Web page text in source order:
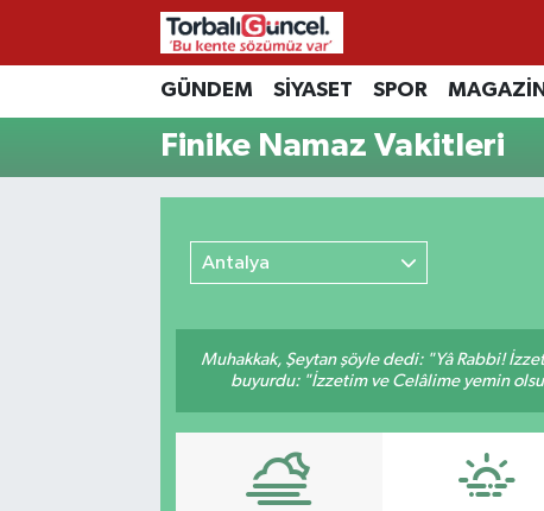
GÜNDEM SİYASET SPOR MAGAZİN
Finike Namaz Vakitleri
Antalya
Muhakkak, Şeytan şöyle dedi: "Yâ Rabbi!
buyurdu: "İzzetim ve Celâlime yemin
İzmir Nöbetçi Eczaneler
İzmir Hava Durumu
İzmir Trafik Yoğunluk Haritası
Süper Lig Puan Durumu ve Fikstür